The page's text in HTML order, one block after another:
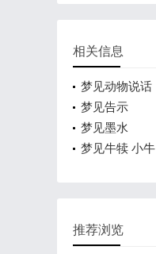
相关信息
梦见动物说话
梦见告示
梦见墨水
梦见牛犊 小牛
推荐浏览